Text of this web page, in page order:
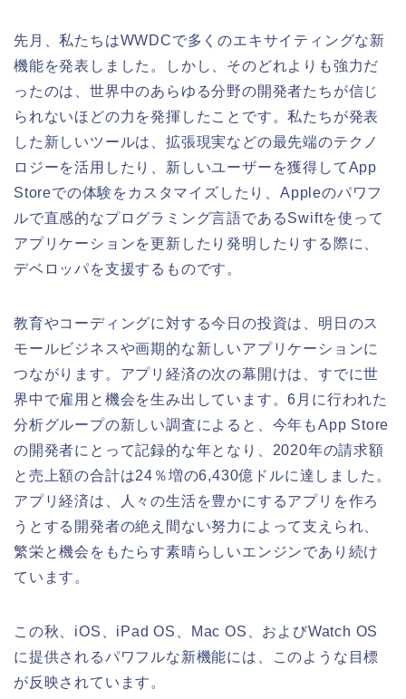
先月、私たちはWWDCで多くのエキサイティングな新
機能を発表しました。しかし、そのどれよりも強力だ
ったのは、世界中のあらゆる分野の開発者たちが信じ
られないほどの力を発揮したことです。私たちが発表
した新しいツールは、拡張現実などの最先端のテクノ
ロジーを活用したり、新しいユーザーを獲得してApp
Storeでの体験をカスタマイズしたり、Appleのパワフ
ルで直感的なプログラミング言語であるSwiftを使って
アプリケーションを更新したり発明したりする際に、
デベロッパを支援するものです。
教育やコーディングに対する今日の投資は、明日のス
モールビジネスや画期的な新しいアプリケーションに
つながります。アプリ経済の次の幕開けは、すでに世
界中で雇用と機会を生み出しています。6月に行われた
分析グループの新しい調査によると、今年もApp Store
の開発者にとって記録的な年となり、2020年の請求額
と売上額の合計は24％増の6,430億ドルに達しました。
アプリ経済は、人々の生活を豊かにするアプリを作ろ
うとする開発者の絶え間ない努力によって支えられ、
繁栄と機会をもたらす素晴らしいエンジンであり続け
ています。
この秋、iOS、iPad OS、Mac OS、およびWatch OS
に提供されるパワフルな新機能には、このような目標
が反映されています。